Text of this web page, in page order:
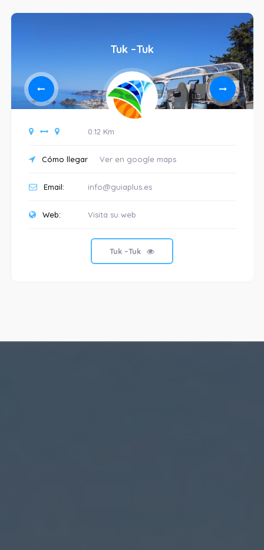
Tuk –Tuk
0.12 Km
Cómo llegar Ver en google maps
Email: info@guiaplus.es
Web: Visita su web
Tuk –Tuk